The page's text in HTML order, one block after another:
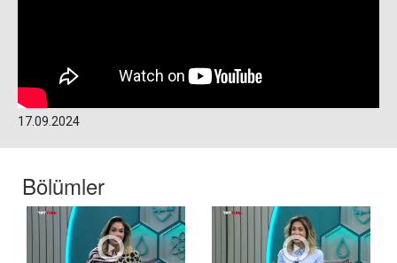
17.09.2024
Bölümler